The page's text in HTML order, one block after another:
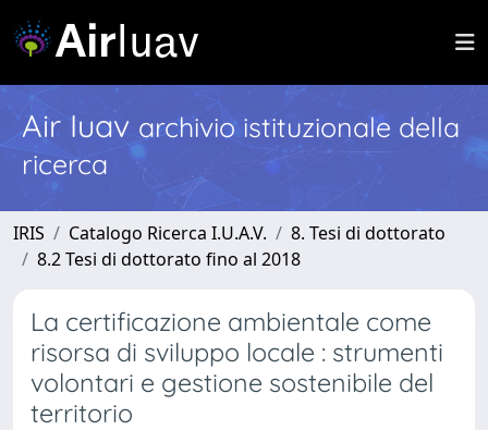
Air Iuav archivio istituzionale della
ricerca
IRIS Catalogo Ricerca I.U.A.V.
8. Tesi di dottorato
8.2 Tesi di dottorato fino al 2018
La certificazione ambientale come
risorsa di sviluppo locale : strumenti
volontari e gestione sostenibile del
territorio